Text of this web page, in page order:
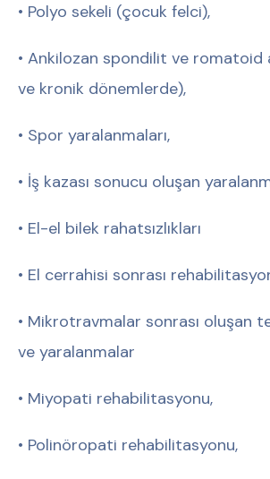
• Polyo sekeli (çocuk felci),
• Ankilozan spondilit ve
ve kronik dönemlerde),
• Spor yaralanmaları,
• İş kazası sonucu oluşan
• El-el bilek rahatsızlıkları
• El cerrahisi sonrası
• Mikrotravmalar sonrası oluşan
ve yaralanmalar
• Miyopati rehabilitasyonu,
• Polinöropati rehabilitasyonu,